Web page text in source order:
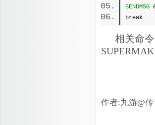
SENDMSG
break
相关命令
作者:九游@传